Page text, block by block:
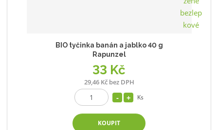
BIO tyčinka banán a jablko 40 g
Rapunzel
33 Kč
29,46 Kč bez DPH
Ks
KOUPIT